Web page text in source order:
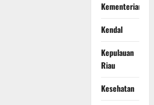
Kementerian
Kendal
Kepulauan
Riau
Kesehatan